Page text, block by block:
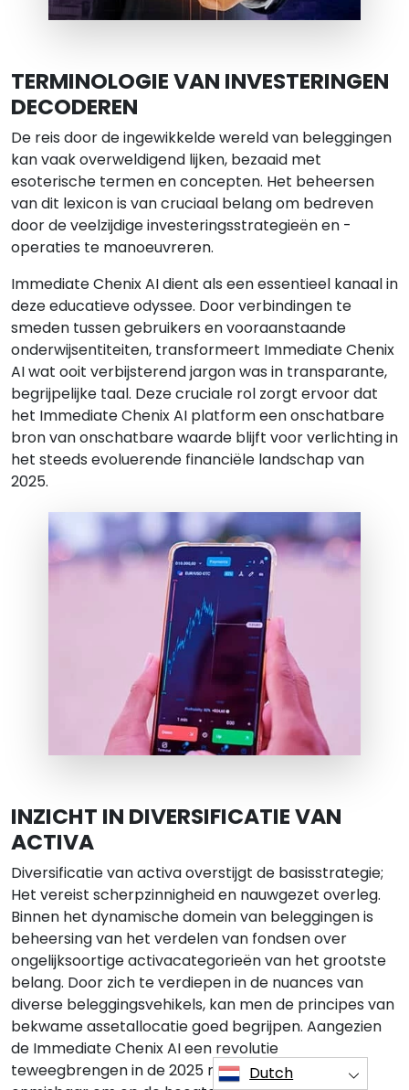
TERMINOLOGIE VAN INVESTERINGEN
DECODEREN
De reis door de ingewikkelde wereld van beleggingen
kan vaak overweldigend lijken, bezaaid met
esoterische termen en concepten. Het beheersen
van dit lexicon is van cruciaal belang om bedreven
door de veelzijdige investeringsstrategieën en -
operaties te manoeuvreren.
Immediate Chenix AI dient als een essentieel kanaal in
deze educatieve odyssee. Door verbindingen te
smeden tussen gebruikers en vooraanstaande
onderwijsentiteiten, transformeert Immediate Chenix
AI wat ooit verbijsterend jargon was in transparante,
begrijpelijke taal. Deze cruciale rol zorgt ervoor dat
het Immediate Chenix AI platform een onschatbare
bron van onschatbare waarde blijft voor verlichting in
het steeds evoluerende financiële landschap van
2025.
INZICHT IN DIVERSIFICATIE VAN
ACTIVA
Diversificatie van activa overstijgt de basisstrategie;
Het vereist scherpzinnigheid en nauwgezet overleg.
Binnen het dynamische domein van beleggingen is
beheersing van het verdelen van fondsen over
ongelijksoortige activacategorieën van het grootste
belang. Door zich te verdiepen in de nuances van
diverse beleggingsvehikels, kan men de principes van
bekwame assetallocatie goed begrijpen. Aangezien
de Immediate Chenix AI een revolutie
teweegbrengen in de 2025 markt, wordt het
Dutch